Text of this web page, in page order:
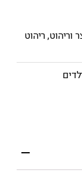
וריהוט,ריהוט